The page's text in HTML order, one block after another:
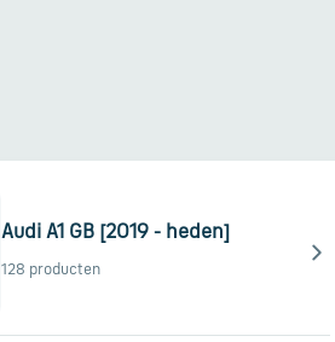
Audi A1 GB [2019 - heden]
128 producten